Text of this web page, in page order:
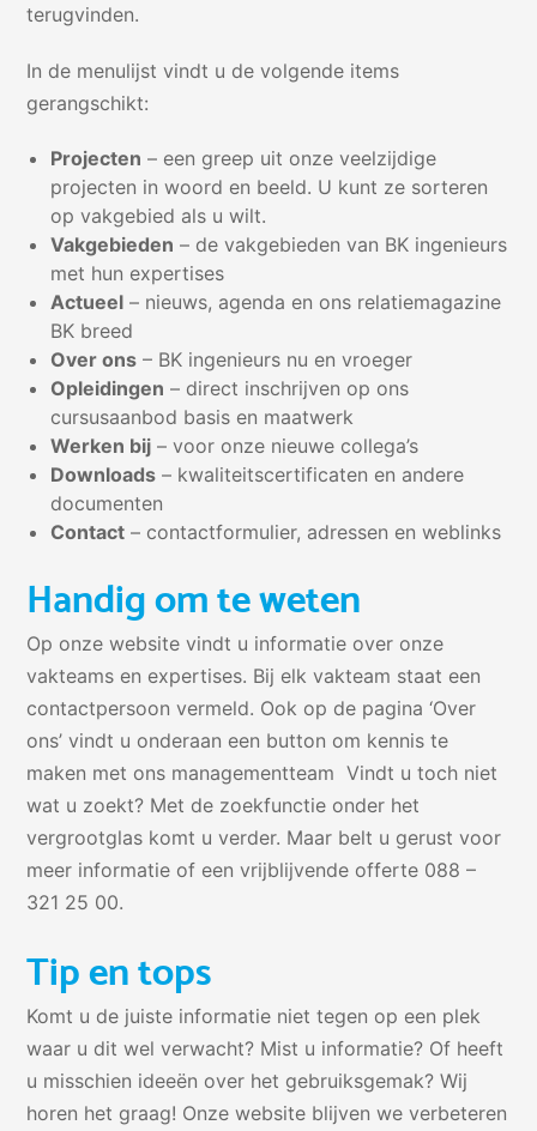
terugvinden.
In de menulijst vindt u de volgende items
gerangschikt:
Projecten – een greep uit onze veelzijdige
projecten in woord en beeld. U kunt ze sorteren
op vakgebied als u wilt.
Vakgebieden – de vakgebieden van BK ingenieurs
met hun expertises
Actueel– nieuws, agenda en ons relatiemagazine
BK breed
Over ons– BK ingenieurs nu en vroeger
Opleidingen – direct inschrijven op ons
cursusaanbod basis en maatwerk
Werken bij– voor onze nieuwe collega’s
Downloads– kwaliteitscertificaten en andere
documenten
Contact– contactformulier, adressen en weblinks
Handig om te weten
Op onze website vindt u informatie over onze
vakteams en expertises. Bij elk vakteam staat een
contactpersoon vermeld. Ook op de pagina ‘Over
ons’ vindt u onderaan een button om kennis te
maken met ons managementteam Vindt u toch niet
wat u zoekt? Met de zoekfunctie onder het
vergrootglas komt u verder. Maar belt u gerust voor
meer informatie of een vrijblijvende offerte 088 –
321 25 00.
Tip en tops
Komt u de juiste informatie niet tegen op een plek
waar u dit wel verwacht? Mist u informatie? Of heeft
u misschien ideeën over het gebruiksgemak? Wij
horen het graag! Onze website blijven we verbeteren